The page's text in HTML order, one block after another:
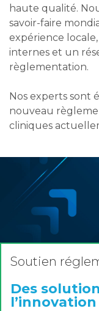
haute qualité.
savoir-faire
expérience
internes et un
règlementation.
Nos experts sont
nouveau
cliniques
Soutien
Des
l’innovation